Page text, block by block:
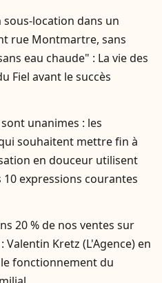
sous-location dans un
rue Montmartre, sans
eau chaude" : La vie des
Fiel avant le succès
unanimes : les
souhaitent mettre fin à
en douceur utilisent
10 expressions courantes
20 % de nos ventes sur
Valentin Kretz (L'Agence) en
fonctionnement du